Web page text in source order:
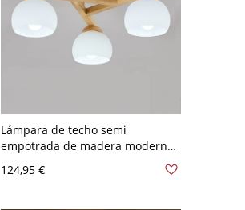
Lámpara de techo semi
empotrada de madera moderna
elegancia atemporal - 110 A 120
124,95 €